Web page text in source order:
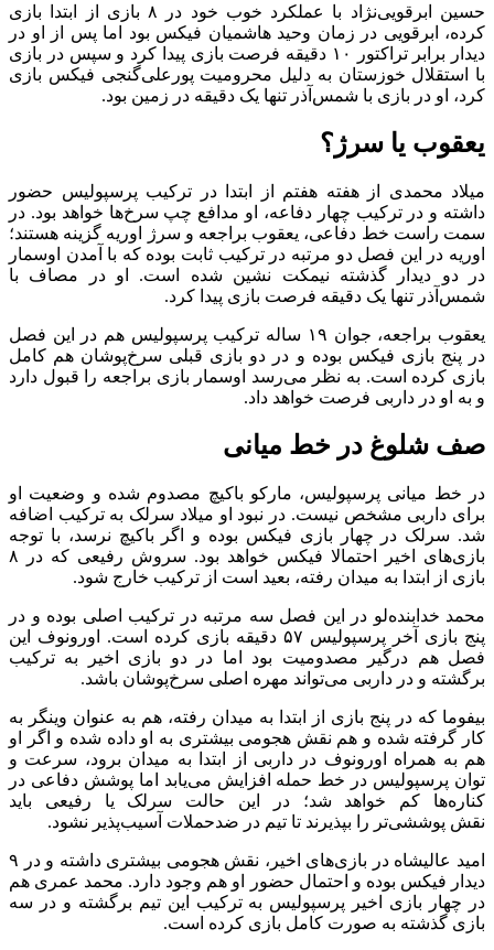
حسین ابرقویی‌نژاد با عملکرد خوب خود در ۸ بازی از ابتدا بازی
کرده، ابرقویی در زمان وحید هاشمیان فیکس بود اما پس از او در
دیدار برابر تراکتور ۱۰ دقیقه فرصت بازی پیدا کرد و سپس در بازی
با استقلال خوزستان به دلیل محرومیت پورعلی‌گنجی فیکس بازی
کرد، او در بازی با شمس‌آذر تنها یک دقیقه در زمین بود.
یعقوب یا سرژ؟
میلاد محمدی از هفته هفتم از ابتدا در ترکیب پرسپولیس حضور
داشته و در ترکیب چهار دفاعه، او مدافع چپ سرخ‌ها خواهد بود. در
سمت راست خط دفاعی، یعقوب براجعه و سرژ اوریه گزینه هستند؛
اوریه در این فصل دو مرتبه در ترکیب ثابت بوده که با آمدن اوسمار
در دو دیدار گذشته نیمکت نشین شده است. او در مصاف با
شمس‌آذر تنها یک دقیقه فرصت بازی پیدا کرد.
یعقوب براجعه، جوان ۱۹ ساله ترکیب پرسپولیس هم در این فصل
در پنج بازی فیکس بوده و در دو بازی قبلی سرخ‌پوشان هم کامل
بازی کرده است. به نظر می‌رسد اوسمار بازی براجعه را قبول دارد
و به او در داربی فرصت خواهد داد.
صف شلوغ در خط میانی
در خط میانی پرسپولیس، مارکو باکیچ مصدوم شده و وضعیت او
برای داربی مشخص نیست. در نبود او میلاد سرلک به ترکیب اضافه
شد. سرلک در چهار بازی فیکس بوده و اگر باکیچ نرسد، با توجه
بازی‌های اخیر احتمالا فیکس خواهد بود. سروش رفیعی که در ۸
بازی از ابتدا به میدان رفته، بعید است از ترکیب خارج شود.
محمد خدابنده‌لو در این فصل سه مرتبه در ترکیب اصلی بوده و در
پنج بازی آخر پرسپولیس ۵۷ دقیقه بازی کرده است. اورونوف این
فصل هم درگیر مصدومیت بود اما در دو بازی اخیر به ترکیب
برگشته و در داربی می‌تواند مهره اصلی سرخ‌پوشان باشد.
بیفوما که در پنج بازی از ابتدا به میدان رفته، هم به عنوان وینگر به
کار گرفته شده و هم نقش هجومی بیشتری به او داده شده و اگر او
هم به همراه اورونوف در داربی از ابتدا به میدان برود، سرعت و
توان پرسپولیس در خط حمله افزایش می‌یابد اما پوشش دفاعی در
کناره‌ها کم خواهد شد؛ در این حالت سرلک یا رفیعی باید
نقش پوششی‌تر را بپذیرند تا تیم در ضدحملات آسیب‌پذیر نشود.
امید عالیشاه در بازی‌های اخیر، نقش هجومی بیشتری داشته و در ۹
دیدار فیکس بوده و احتمال حضور او هم وجود دارد. محمد عمری هم
در چهار بازی اخیر پرسپولیس به ترکیب این تیم برگشته و در سه
بازی گذشته به صورت کامل بازی کرده است.